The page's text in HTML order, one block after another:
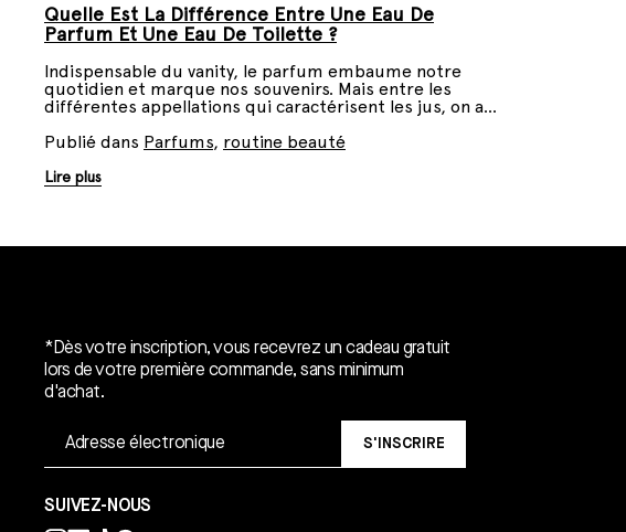
Quelle Est La Différence Entre Une Eau De
Parfum Et Une Eau De Toilette ?
Indispensable du vanity, le parfum embaume notre
quotidien et marque nos souvenirs. Mais entre les
différentes appellations qui caractérisent les jus, on a
toilette... apprenez à faire la différence.
Publié dans Parfums, routine beauté
Lire plus
*Dès votre inscription, vous recevrez un cadeau gratuit
lors de votre première commande, sans minimum
d'achat.
S'INSCRIRE
SUIVEZ-NOUS